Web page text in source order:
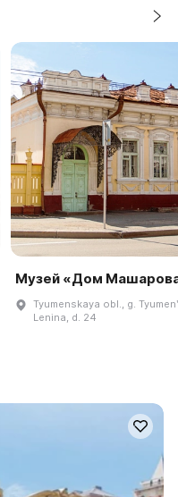
Музей «Дом
Tyumenskaya obl., g.
Lenina, d. 24